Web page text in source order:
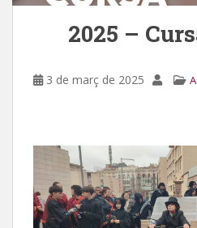
2025 –
3 de març de 2025